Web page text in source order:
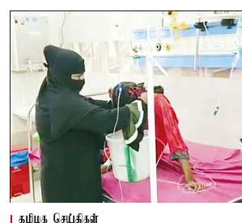
தமிழக செய்திகள்